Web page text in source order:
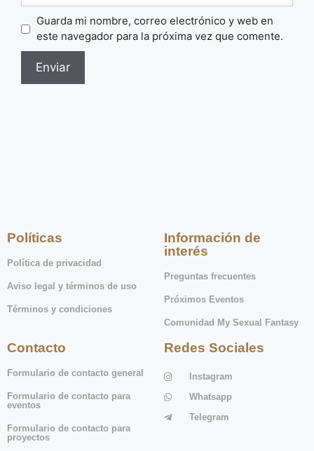
Guarda mi nombre, correo electrónico y web en
este navegador para la próxima vez que comente.
Políticas
Política de privacidad
Aviso legal y términos de uso
Términos y condiciones
Información de
interés
Preguntas frecuentes
Próximos Eventos
Comunidad My Sexual Fantasy
Contacto
Formulario de contacto general
Formulario de contacto para
eventos
Formulario de contacto para
proyectos
Redes Sociales
Instagram
Whatsapp
Telegram